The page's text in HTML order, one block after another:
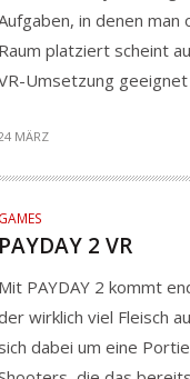
in denen
platziert scheint
Umsetzung geeignet
MÄRZ
2 VR
PAYDAY 2 kommt
wirklich viel Fleisch
dabei um eine